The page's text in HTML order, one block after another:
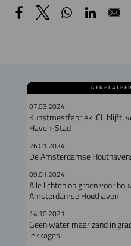
07.03.2024
Kunstmestfabriek ICL blijft;
Haven-Stad
26.01.2024
De Amsterdamse
09.01.2024
Alle lichten op groen voor
Amsterdamse Houthaven
14.10.2021
Geen water maar zand in
lekkages